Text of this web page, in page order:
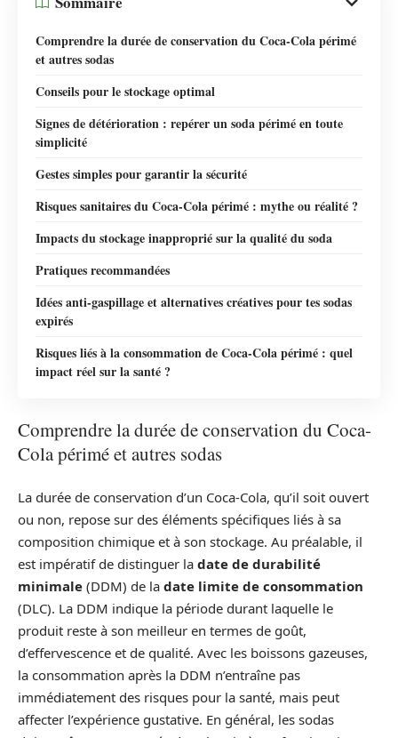
Comprendre la durée de conservation du Coca-Cola périmé
et autres sodas
Conseils pour le stockage optimal
Signes de détérioration : repérer un soda périmé en toute
simplicité
Gestes simples pour garantir la sécurité
Risques sanitaires du Coca-Cola périmé : mythe ou réalité ?
Impacts du stockage inapproprié sur la qualité du soda
Pratiques recommandées
Idées anti-gaspillage et alternatives créatives pour tes sodas
expirés
Risques liés à la consommation de Coca-Cola périmé : quel
impact réel sur la santé ?
Comprendre la durée de conservation du Coca-
Cola périmé et autres sodas
La durée de conservation d’un Coca-Cola, qu’il soit ouvert
ou non, repose sur des éléments spécifiques liés à sa
composition chimique et à son stockage. Au préalable, il
est impératif de distinguer la date de durabilité
minimale (DDM) de la date limite de consommation
(DLC). La DDM indique la période durant laquelle le
produit reste à son meilleur en termes de goût,
d’effervescence et de qualité. Avec les boissons gazeuses,
la consommation après la DDM n’entraîne pas
immédiatement des risques pour la santé, mais peut
affecter l’expérience gustative. En général, les sodas